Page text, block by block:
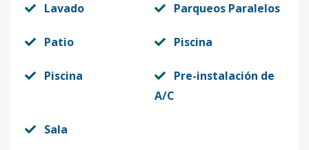
Lavado Parqueos Paralelos
Patio Piscina
Piscina
Pre-instalación de
A/C
Sala